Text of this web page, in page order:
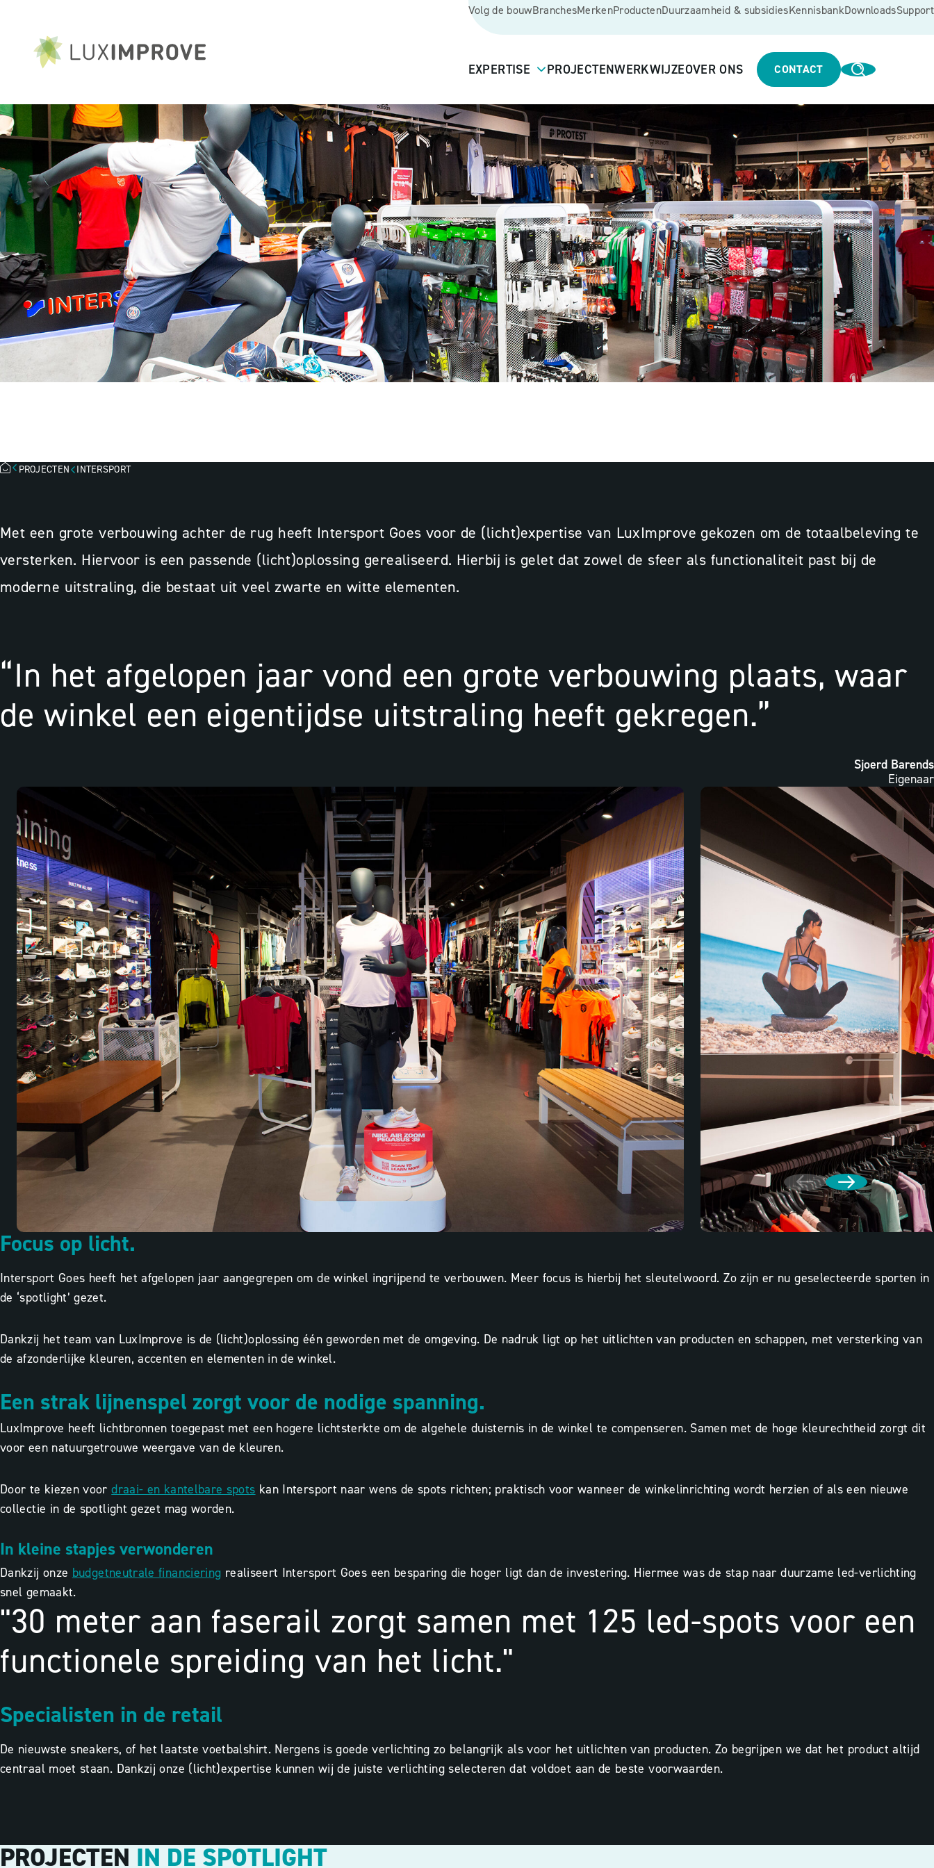
Volg de bouwBranchesMerkenProductenDuurzaamheid & subsidiesKennisbankDownloadsSupport
EXPERTISE PROJECTENWERKWIJZEOVER ONS CONTACT
PROJECTEN INTERSPORT
Met een grote verbouwing achter de rug heeft Intersport Goes voor de (licht)expertise van LuxImprove gekozen om de totaalbeleving te
versterken. Hiervoor is een passende (licht)oplossing gerealiseerd. Hierbij is gelet dat zowel de sfeer als functionaliteit past bij de
moderne uitstraling, die bestaat uit veel zwarte en witte elementen.
“In het afgelopen jaar vond een grote verbouwing plaats, waar
de winkel een eigentijdse uitstraling heeft gekregen.”
Sjoerd Barends
Eigenaar
Focus op licht.
Intersport Goes heeft het afgelopen jaar aangegrepen om de winkel ingrijpend te verbouwen. Meer focus is hierbij het sleutelwoord. Zo zijn er nu geselecteerde sporten in
de ‘spotlight’ gezet.
Dankzij het team van LuxImprove is de (licht)oplossing één geworden met de omgeving. De nadruk ligt op het uitlichten van producten en schappen, met versterking van
de afzonderlijke kleuren, accenten en elementen in de winkel.
Een strak lijnenspel zorgt voor de nodige spanning.
LuxImprove heeft lichtbronnen toegepast met een hogere lichtsterkte om de algehele duisternis in de winkel te compenseren. Samen met de hoge kleurechtheid zorgt dit
voor een natuurgetrouwe weergave van de kleuren.
Door te kiezen voor draai- en kantelbare spots kan Intersport naar wens de spots richten; praktisch voor wanneer de winkelinrichting wordt herzien of als een nieuwe
collectie in de spotlight gezet mag worden.
In kleine stapjes verwonderen
Dankzij onze budgetneutrale financiering realiseert Intersport Goes een besparing die hoger ligt dan de investering. Hiermee was de stap naar duurzame led-verlichting
snel gemaakt.
"30 meter aan faserail zorgt samen met 125 led-spots voor een
functionele spreiding van het licht."
Specialisten in de retail
De nieuwste sneakers, of het laatste voetbalshirt. Nergens is goede verlichting zo belangrijk als voor het uitlichten van producten. Zo begrijpen we dat het product altijd
centraal moet staan. Dankzij onze (licht)expertise kunnen wij de juiste verlichting selecteren dat voldoet aan de beste voorwaarden.
PROJECTEN IN DE SPOTLIGHT